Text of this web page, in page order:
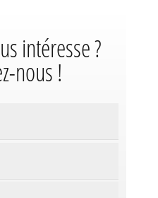
intéresse ?
nous !